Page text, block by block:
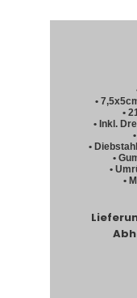
•
•
• Inkl.
•
•
•
•